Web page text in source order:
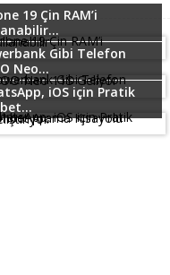
19 Çin RAM’i
Gibi Telefon
Neo...
iOS için Pratik